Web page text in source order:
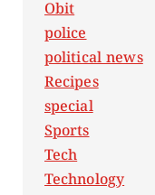
Obit
police
political news
Recipes
special
Sports
Tech
Technology